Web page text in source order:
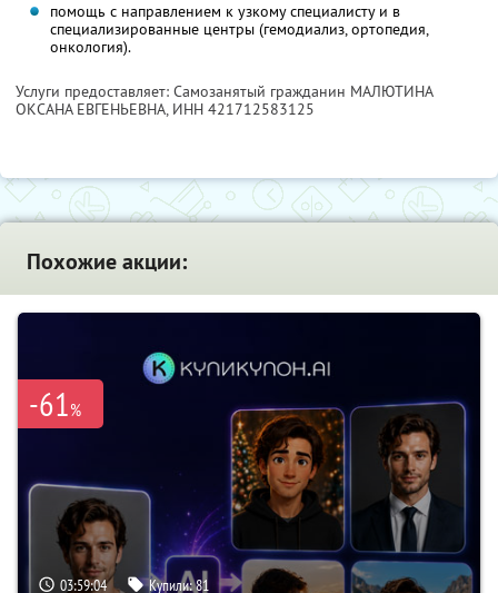
помощь с направлением к узкому специалисту и в
специализированные центры (гемодиализ, ортопедия,
онкология).
Услуги предоставляет: Самозанятый гражданин МАЛЮТИНА
ОКСАНА ЕВГЕНЬЕВНА, ИНН 421712583125
Похожие акции:
-61%
03:59:03 Купили:81